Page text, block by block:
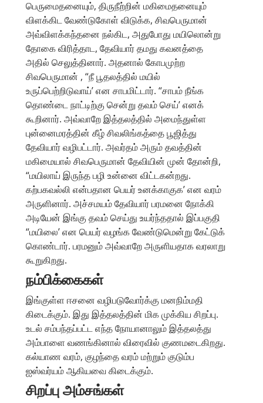
பெருமைதனையும், திருநீற்றின் மகிமைதனையும்
விளக்கிட வேண்டுகோள் விடுக்க, சிவபெருமான்
அவ்விளக்கந்தனை நல்கிட, அதுபோது மயிலொன்று
தோகை விரித்தாட, தேவியார் தமது கவனத்தை
அதில் செலுத்தினார். அதனால் கோபமுற்ற
சிவபெருமான் , “நீ பூதலத்தில் மயில்
உருப்பெற்றிடுவாய்’ என சாபமிட்டார். “சாபம் நீங்க
தொண்டை நாட்டிற்கு சென்று தவம் செய்’ எனக்
கூறினார். அவ்வாறே இத்தலத்தில் அமைந்துள்ள
புன்னைமரத்தின் கீழ் சிவலிங்கத்தை பூஜித்து
தேவியார் வழிபட்டார். அவர்தம் அரும் தவத்தின்
மகிமையால் சிவபெருமான் தேவியின் முன் தோன்றி,
“மயிலாய் இருந்த பழி உன்னை விட்டகன்றது.
கற்பகவல்லி என்பதான பெயர் உனக்காகுக’ என வரம்
அருளினார். அச்சமயம் தேவியார் பரமனை நோக்கி
அடியேன் இங்கு தவம் செய்து உயர்ந்ததால் இப்பகுதி
“மயிலை’ என பெயர் வழங்க வேண்டுமென்று கேட்டுக்
கொண்டார். பரமனும் அவ்வாறே அருளியதாக வரலாறு
கூறுகிறது.
நம்பிக்கைகள்
இங்குள்ள ஈசனை வழிபடுவோர்க்கு மனநிம்மதி
கிடைக்கும். இது இத்தலத்தின் மிக முக்கிய சிறப்பு.
உடல் சம்பந்தப்பட்ட எந்த நோயானாலும் இத்தலத்து
அம்பாளை வணங்கினால் விரைவில் குணமடைகிறது.
கல்யாண வரம், குழந்தை வரம் மற்றும் குடும்ப
ஐஸ்வர்யம் ஆகியவை கிடைக்கும்.
சிறப்பு அம்சங்கள்